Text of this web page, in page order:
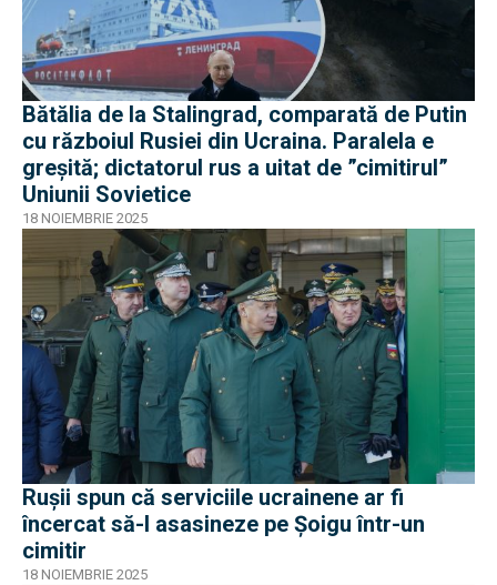
Bătălia de la Stalingrad, comparată de Putin
cu războiul Rusiei din Ucraina. Paralela e
greșită; dictatorul rus a uitat de ”cimitirul”
Uniunii Sovietice
18 NOIEMBRIE 2025
Rușii spun că serviciile ucrainene ar fi
încercat să-l asasineze pe Șoigu într-un
cimitir
18 NOIEMBRIE 2025